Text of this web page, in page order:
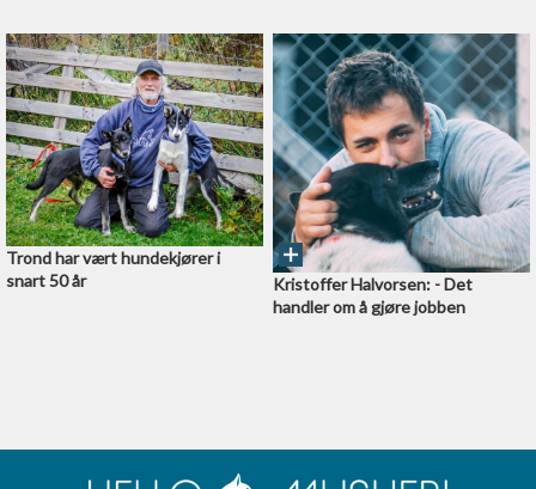
Trond har vært hundekjører i
snart 50 år
Kristoffer Halvorsen: - Det
handler om å gjøre jobben